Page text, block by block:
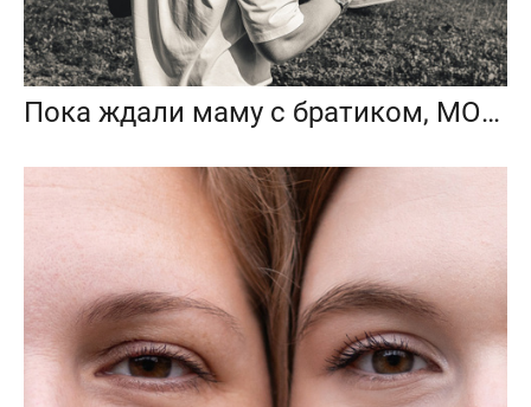
Пока ждали маму с братиком, МОПЦ, Балашиха